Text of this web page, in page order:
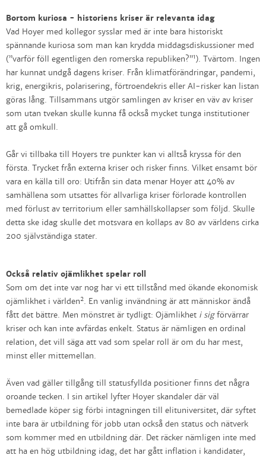
Bortom kuriosa - historiens kriser är relevanta idag
Vad Hoyer med kollegor sysslar med är inte bara historiskt
spännande kuriosa som man kan krydda middagsdiskussioner med
(”varför föll egentligen den romerska republiken?”1 ). Tvärtom. Ingen
har kunnat undgå dagens kriser. Från klimatförändringar, pandemi,
krig, energikris, polarisering, förtroendekris eller AI-risker kan listan
göras lång. Tillsammans utgör samlingen av kriser en väv av kriser
som utan tvekan skulle kunna få också mycket tunga institutioner
att gå omkull.
Går vi tillbaka till Hoyers tre punkter kan vi alltså kryssa för den
första. Trycket från externa kriser och risker finns. Vilket ensamt bör
vara en källa till oro: Utifrån sin data menar Hoyer att 40% av
samhällena som utsattes för allvarliga kriser förlorade kontrollen
med förlust av territorium eller samhällskollapser som följd. Skulle
detta ske idag skulle det motsvara en kollaps av 80 av världens cirka
200 självständiga stater.
Också relativ ojämlikhet spelar roll
Som om det inte var nog har vi ett tillstånd med ökande ekonomisk
ojämlikhet i världen2. En vanlig invändning är att människor ändå
fått det bättre. Men mönstret är tydligt: Ojämlikhet i sigförvärrar
kriser och kan inte avfärdas enkelt. Status är nämligen en ordinal
relation, det vill säga att vad som spelar roll är om du har mest,
minst eller mittemellan.
Även vad gäller tillgång till statusfyllda positioner finns det några
oroande tecken. I sin artikel lyfter Hoyer skandaler där väl
bemedlade köper sig förbi intagningen till elituniversitet, där syftet
inte bara är utbildning för jobb utan också den status och nätverk
som kommer med en utbildning där. Det räcker nämligen inte med
att ha en hög utbildning idag, det har gått inflation i kandidater,